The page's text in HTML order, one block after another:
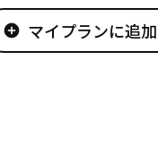
add_circle マイプランに追加